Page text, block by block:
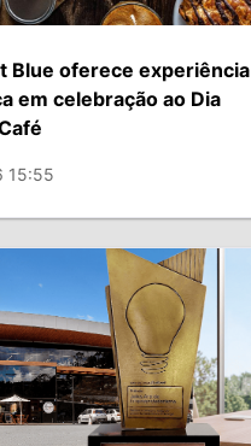
Blue oferece experiência
em celebração ao Dia
15:55